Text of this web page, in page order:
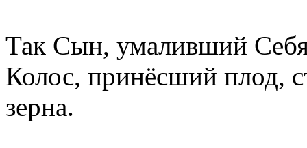
Так Сын, умаливший Себя
Колос, принёсший плод,
зерна.